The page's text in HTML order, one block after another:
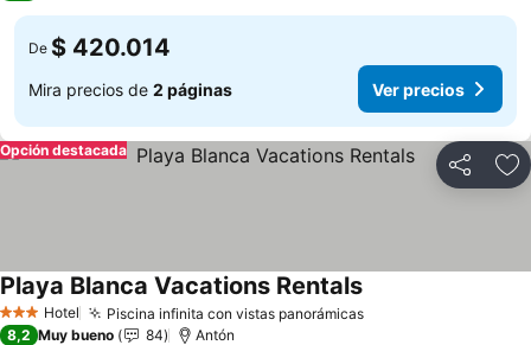
De $ 420.014
Mira precios de 2 páginas Ver precios
Compartir
Opción destacada
3 Estrellas
Hotel Piscina infinita con vistas panorámicasVer precios
Playa Blanca Vacations RentalsVer precios
8,2 Muy bueno 84 Antón